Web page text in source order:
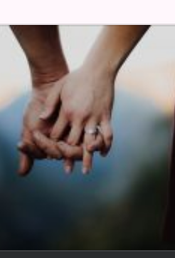
différence des réfrigérateurs,
sont des récipients mobiles…